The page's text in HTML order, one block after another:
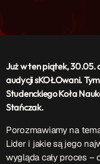
EKIPA
Rekrutacja
Podcasty
Przydatne linki
Już w ten piątek, 30.05.
audycji sKOŁOwani.
Studenckiego Koła
Stańczak.
Porozmawiamy na
Lider i jakie są jego
wygląda cały proces –